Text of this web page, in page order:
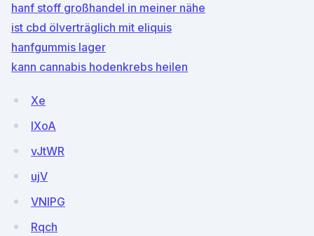
hanf stoff großhandel in meiner nähe
ist cbd ölverträglich mit eliquis
hanfgummis lager
kann cannabis hodenkrebs heilen
Xe
lXoA
vJtWR
ujV
VNlPG
Rqch